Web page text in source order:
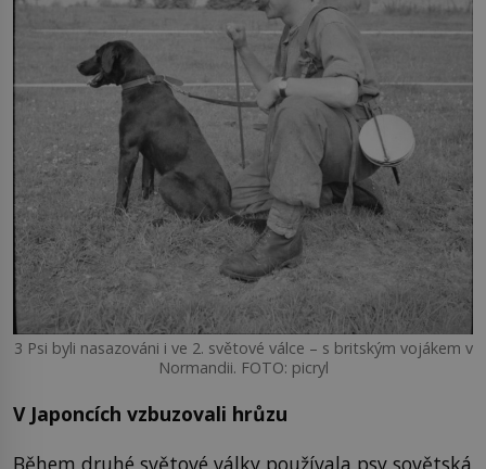
3 Psi byli nasazováni i ve 2. světové válce – s britským vojákem v
Normandii. FOTO: picryl
V Japoncích vzbuzovali hrůzu
Během druhé světové války používala psy sovětská